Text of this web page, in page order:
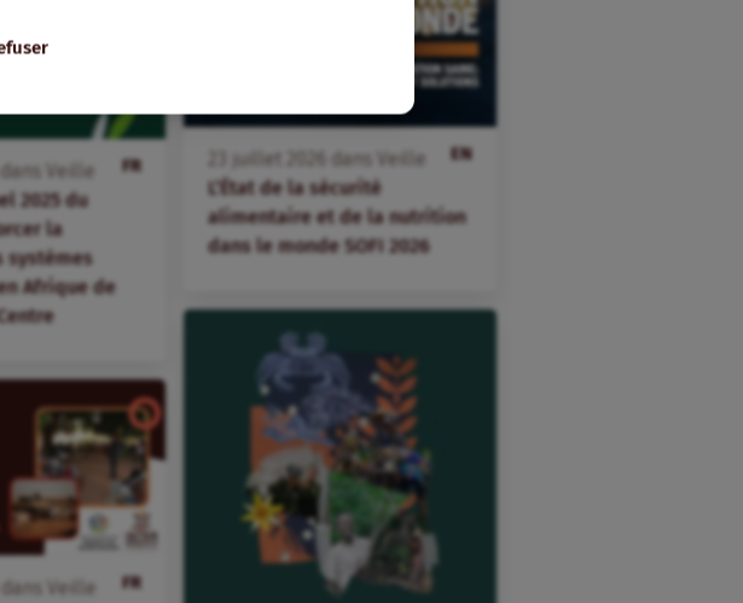
FR
dans
Veille
2025 du
la
systèmes
Afrique de
EN
juillet dans
Veille
L’État de la sécurité
alimentaire et de la nutrition
dans le monde SOFI 2026
FR
dans Veille